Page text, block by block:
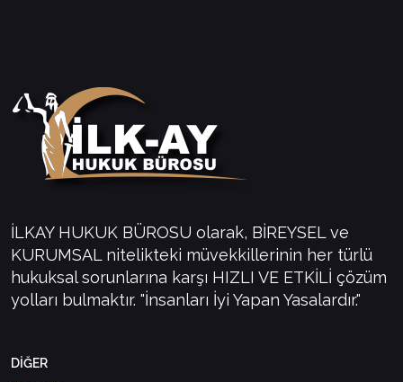
İLKAY HUKUK BÜROSU olarak, BİREYSEL ve
KURUMSAL nitelikteki müvekkillerinin her türlü
hukuksal sorunlarına karşı HIZLI VE ETKİLİ çözüm
yolları bulmaktır. "İnsanları İyi Yapan Yasalardır."
DİĞER